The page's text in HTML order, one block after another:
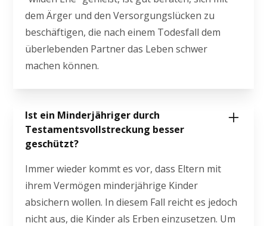
dem Ärger und den Versorgungslücken zu
beschäftigen, die nach einem Todesfall dem
überlebenden Partner das Leben schwer
machen können.
Ist ein Minderjähriger durch
Testamentsvollstreckung besser
geschützt?
Immer wieder kommt es vor, dass Eltern mit
ihrem Vermögen minderjährige Kinder
absichern wollen. In diesem Fall reicht es jedoch
nicht aus, die Kinder als Erben einzusetzen. Um